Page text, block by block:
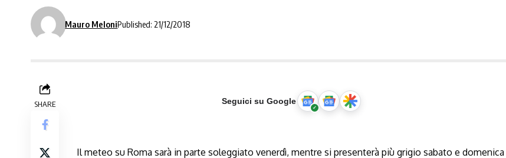
Mauro MeloniPublished: 21/12/2018
SHARE Seguici su Google
Il meteo su Roma sarà in parte soleggiato venerdì, mentre si presenterà più grigio sabato e domenica